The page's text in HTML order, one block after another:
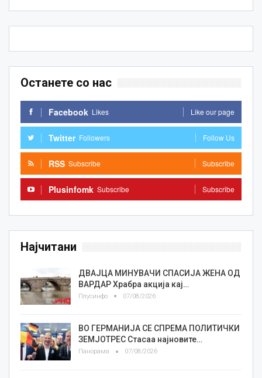
Останете со нас
Facebook Likes Like our page
Twitter Followers Follow Us
RSS Subscribe Subscribe
Plusinfomk Subscribe Subscribe
Најчитани
ДВАЈЦА МИНУВАЧИ СПАСИЈА ЖЕНА ОД
ВАРДАР Храбра акција кај…
Плусинфо 07/08/2026
ВО ГЕРМАНИЈА СЕ СПРЕМА ПОЛИТИЧКИ
ЗЕМЈОТРЕС Стасаа најновите…
Панорама 07/08/2026